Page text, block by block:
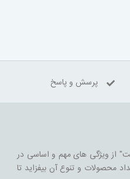
پرسش و پاسخ
از ویژگی های مهم و اساسی در
محصولات و تنوع آن بیفزاید تا